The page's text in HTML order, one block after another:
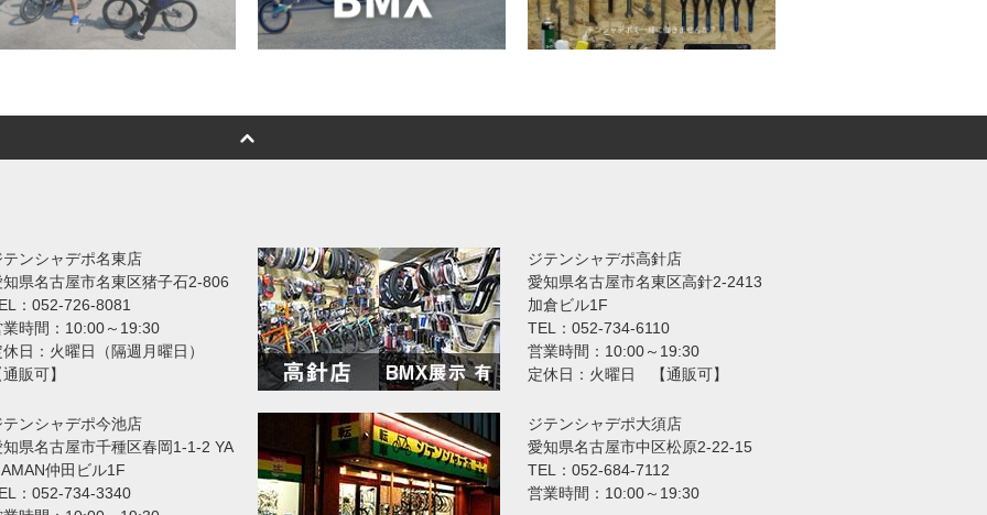
テンシャデポ名東店
知県名古屋市名東区猪子石2-806
：052-726-8081
業時間：10:00～19:30
休日：火曜日（隔週月曜日）
販可】
ジテンシャデポ高針店
愛知県名古屋市名東区高針2-2413
加倉ビル1F
TEL：052-734-6110
営業時間：10:00～19:30
定休日：火曜日 【通販可】
テンシャデポ今池店
知県名古屋市千種区春岡1-1-2 YA
仲田ビル1F
：052-734-3340
ジテンシャデポ大須店
愛知県名古屋市中区松原2-22-15
TEL：052-684-7112
営業時間：10:00～19:30